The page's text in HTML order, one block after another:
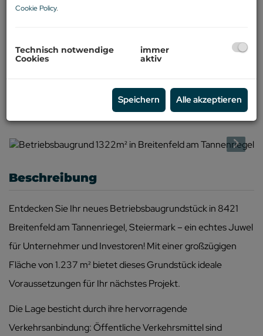
Beschreibung
Entdecken Sie Ihr neues Betriebsbaugrundstück in 8421
Breitenfeld am Tannenriegel, Steiermark – ein echtes Juwel
für Unternehmer und Investoren! Mit einer großzügigen
Fläche von 1.237 m² bietet dieses Grundstück ideale
Voraussetzungen für Ihr nächstes Projekt.
Die Lage besticht durch ihre hervorragende
Verkehrsanbindung: Öffentliche Verkehrsmittel sind
Cookie Policy.
Technisch notwendige
Cookies
immer
aktiv
Speichern Alle akzeptieren